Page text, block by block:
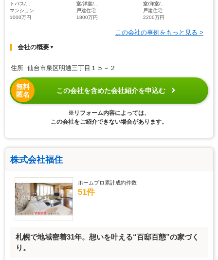
トバス/...
マンション
1000万円
室/洋室/...
戸建住宅
1800万円
室/洋室/...
戸建住宅
2200万円
この会社の事例をもっと見る >
会社の概要▼
住所 仙台市泉区明通三丁目１５－２
無料
匿名
この会社を含めた会社紹介を申込む
※リフォーム内容によっては、
この会社をご紹介できない場合があります。
株式会社福住
ホームプロ累計成約件数
51件
札幌で地域密着31年。想いを叶える“百邸百態”の家づく
り。